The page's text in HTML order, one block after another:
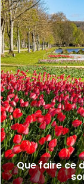
Que faire ce